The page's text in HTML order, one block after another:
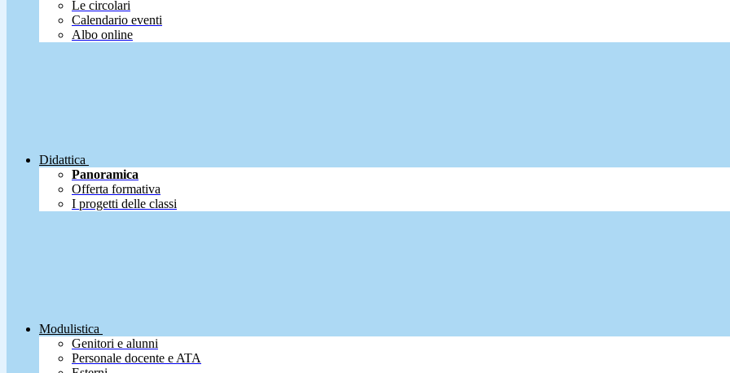
Le circolari
Calendario eventi
Albo online
Didattica
Panoramica
Offerta formativa
I progetti delle classi
Modulistica
Genitori e alunni
Personale docente e ATA